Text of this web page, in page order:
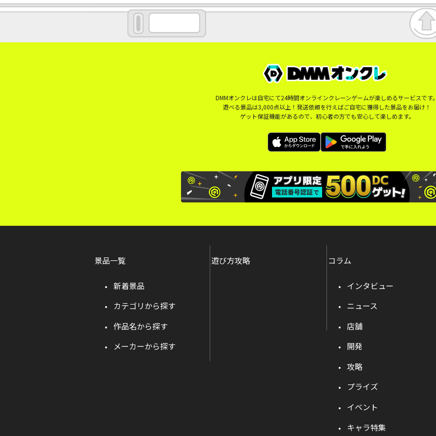
DMMオンクレは自宅にて24時間オンラインクレーンゲームが楽しめるサービスです
遊べる景品は3,000点以上！発送依頼を行えばご自宅に獲得した景品をお届け！
ゲット保証機能があるので、初心者の方でも安心して楽しめます。
景品一覧
新着景品
カテゴリから探す
作品名から探す
メーカーから探す
遊び方攻略 コラム
インタビュー
ニュース
店舗
開発
攻略
プライズ
イベント
キャラ特集